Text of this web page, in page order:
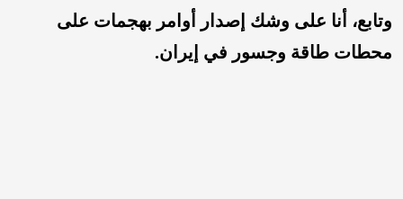
وتابع، أنا على وشك إصدار أوامر بهجمات على
محطات طاقة وجسور في إيران.